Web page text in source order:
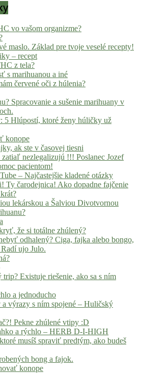
vo vašom organizme?
maslo. Základ pre tvoje veselé recepty!
– recept
z tela?
s marihuanou a iné
červené oči z húlenia?
Spracovanie a sušenie marihuany v
5 Hlúpostí, ktoré ženy húličky už
konope
ak ste v časovej tiesni
nezlegalizujú !!! Poslanec Jozef
pacientom!
– Najčastejšie kladené otázky
Ty čarodejnica! Ako dopadne fajčenie
lekárskou a Šalviou Divotvornou
že si totálne zhúlený?
odhalený? Ciga, fajka alebo bongo,
ujo Julo.
Existuje riešenie, ako sa s ním
a jednoducho
a výrazy s ním spojené – Huličský
Pekne zhúlené vtipy :D
a rýchlo – HERB D-I-HIGH
musíš spraviť predtým, ako budeš
bong a fajok.
konope